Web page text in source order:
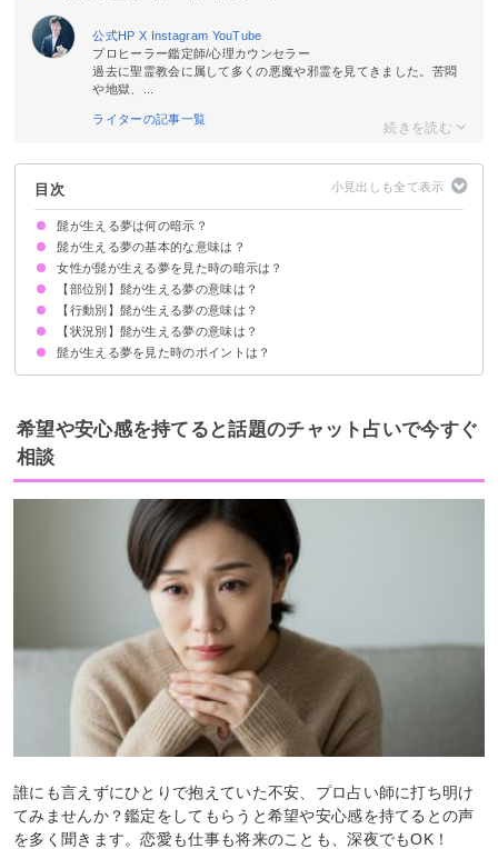
公式HP X Instagram YouTube
プロヒーラー鑑定師/心理カウンセラー
過去に聖霊教会に属して多くの悪魔や邪霊を見てきました。苦悶
や地獄、...
ライターの記事一覧
目次
髭が生える夢は何の暗示？
髭が生える夢の基本的な意味は？
積極性や行動力が高まっている暗示
状況によって意味が決まる
女性が髭が生える夢を見た時の暗示は？
【部位別】髭が生える夢の意味は？
顎髭が生える夢【吉夢】
口の周りに髭が生える夢【吉夢】
首に髭が生える夢【吉夢】
【行動別】髭が生える夢の意味は？
髭が生えて剃る夢【凶夢】
髭が生えて抜く夢【凶夢】
髭を整えている夢【吉夢】
【状況別】髭が生える夢の意味は？
長い髭が生える夢【吉夢】
髭が生えて濃くなる夢【吉夢・凶夢】
白い髭が生える夢【凶夢】
髭を剃ると血が出る夢【吉夢】
髭が生える夢を見た時のポイントは？
恋愛や新しいことに積極的になる
吉夢なら話さず警告夢や凶夢は人に話す
希望や安心感を持てると話題のチャット占いで今すぐ
相談
誰にも言えずにひとりで抱えていた不安、プロ占い師に打ち明け
てみませんか？鑑定をしてもらうと希望や安心感を持てるとの声
を多く聞きます。恋愛も仕事も将来のことも、深夜でもOK！